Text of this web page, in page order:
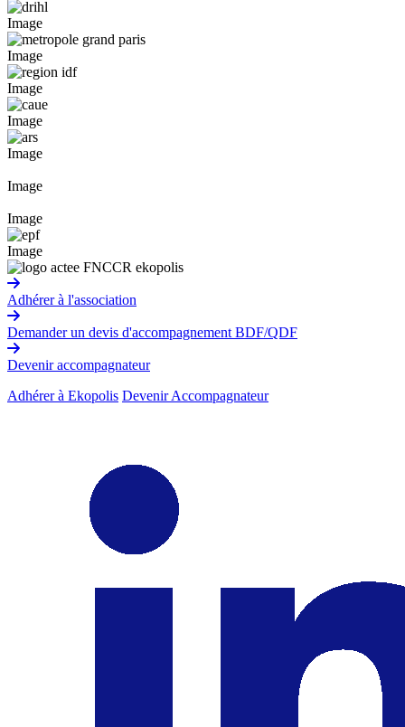
Image
Image
Image
Image
Image
Image
Image
Image
Adhérer à l'association
Demander un devis d'accompagnement BDF/QDF
Devenir accompagnateur
Adhérer à Ekopolis Devenir Accompagnateur